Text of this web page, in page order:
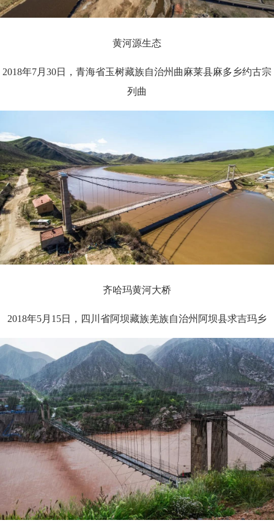
黄河源生态
2018年7月30日，青海省玉树藏族自治州曲麻莱县麻多乡约古宗
列曲
齐哈玛黄河大桥
2018年5月15日，四川省阿坝藏族羌族自治州阿坝县求吉玛乡